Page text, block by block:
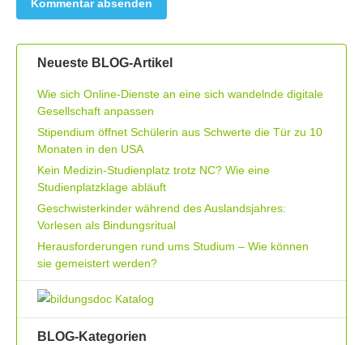
Neueste BLOG-Artikel
Wie sich Online-Dienste an eine sich wandelnde digitale
Gesellschaft anpassen
Stipendium öffnet Schülerin aus Schwerte die Tür zu 10
Monaten in den USA
Kein Medizin-Studienplatz trotz NC? Wie eine
Studienplatzklage abläuft
Geschwisterkinder während des Auslandsjahres:
Vorlesen als Bindungsritual
Herausforderungen rund ums Studium – Wie können
sie gemeistert werden?
BLOG-Kategorien